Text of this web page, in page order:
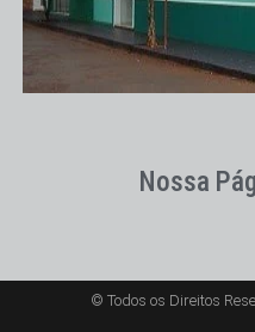
Nossa
© Todos os Direitos